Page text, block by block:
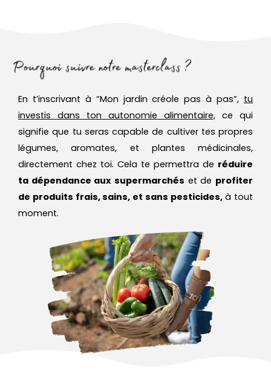
En t’inscrivant à “Mon jardin créole pas à pas”, tu
investis dans ton autonomie alimentaire, ce qui
signifie que tu seras capable de cultiver tes propres
légumes, aromates, et plantes médicinales,
directement chez toi. Cela te permettra de réduire
ta dépendance aux supermarchés et de profiter
de produits frais, sains, et sans pesticides,à tout
moment.